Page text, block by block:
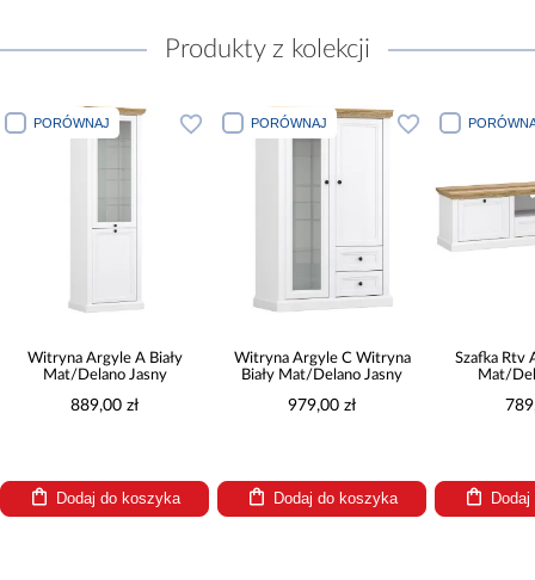
Produkty z kolekcji
PORÓWNAJ
Witryna Argyle A Biały
Mat/Delano Jasny
889,00 zł
Dodaj do koszyka
PORÓWNAJ
Witryna Argyle C Witryna
Biały Mat/Delano Jasny
979,00 zł
Dodaj do koszyka
Szafka Rtv
Mat/